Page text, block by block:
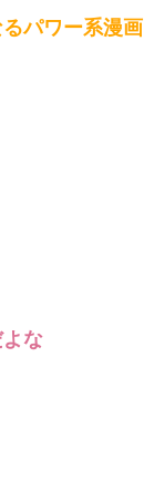
パワー系漫画
な